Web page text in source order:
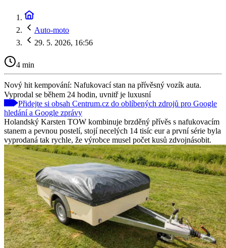
Auto-moto
29. 5. 2026, 16:56
4 min
Nový hit kempování: Nafukovací stan na přívěsný vozík auta.
Vyprodal se během 24 hodin, uvnitř je luxusní
Přidejte si obsah Centrum.cz do oblíbených zdrojů pro Google
hledání a Google zprávy
Holandský Karsten TOW kombinuje brzděný přívěs s nafukovacím
stanem a pevnou postelí, stojí necelých 14 tisíc eur a první série byla
vyprodaná tak rychle, že výrobce musel počet kusů zdvojnásobit.